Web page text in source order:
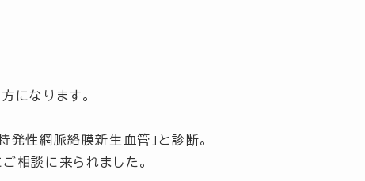
になります。
性網脈絡膜新生血管」と診断。
相談に来られました。